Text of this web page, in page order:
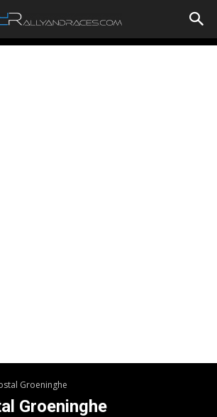
Groeninghe
Groeninghe